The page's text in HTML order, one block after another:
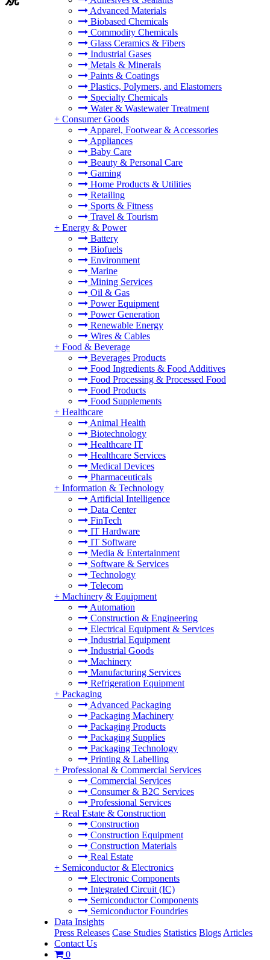
Advanced Materials
Biobased Chemicals
Commodity Chemicals
Glass Ceramics & Fibers
Industrial Gases
Metals & Minerals
Paints & Coatings
Plastics, Polymers, and Elastomers
Specialty Chemicals
Water & Wastewater Treatment
+ Consumer Goods
Apparel, Footwear & Accessories
Appliances
Baby Care
Beauty & Personal Care
Gaming
Home Products & Utilities
Retailing
Sports & Fitness
Travel & Tourism
+ Energy & Power
Battery
Biofuels
Environment
Marine
Mining Services
Oil & Gas
Power Equipment
Power Generation
Renewable Energy
Wires & Cables
+ Food & Beverage
Beverages Products
Food Ingredients & Food Additives
Food Processing & Processed Food
Food Products
Food Supplements
+ Healthcare
Animal Health
Biotechnology
Healthcare IT
Healthcare Services
Medical Devices
Pharmaceuticals
+ Information & Technology
Artificial Intelligence
Data Center
FinTech
IT Hardware
IT Software
Media & Entertainment
Software & Services
Technology
Telecom
+ Machinery & Equipment
Automation
Construction & Engineering
Electrical Equipment & Services
Industrial Equipment
Industrial Goods
Machinery
Manufacturing Services
Refrigeration Equipment
+ Packaging
Advanced Packaging
Packaging Machinery
Packaging Products
Packaging Supplies
Packaging Technology
Printing & Labelling
+ Professional & Commercial Services
Commercial Services
Consumer & B2C Services
Professional Services
+ Real Estate & Construction
Construction
Construction Equipment
Construction Materials
Real Estate
+ Semiconductor & Electronics
Electronic Components
Integrated Circuit (IC)
Semiconductor Components
Semiconductor Foundries
Data Insights
Press Releases Case Studies Statistics Blogs Articles
Contact Us
0